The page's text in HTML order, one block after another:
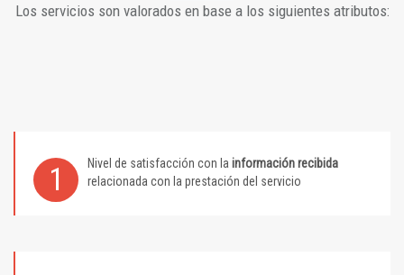
Los servicios son valorados en base a los siguientes atributos:
1 Nivel de satisfacción con la información recibida
relacionada con la prestación del servicio